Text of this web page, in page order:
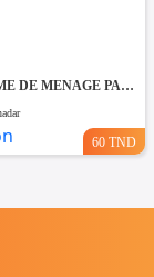
OFFRE FEMME DE MENAGE PAR JOUR A khaznadar
60 TND